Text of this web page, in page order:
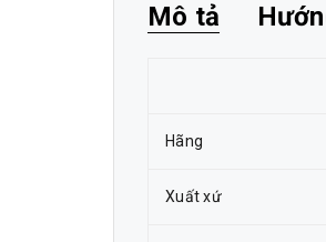
Mô tả
Hãng
Xuất xứ